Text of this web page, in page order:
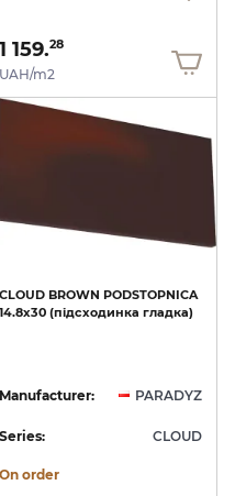
1 159.28
UAH/m2
CLOUD BROWN PODSTOPNICA
14.8х30 (підсходинка гладка)
Manufacturer: PARADYZ
Series: CLOUD
On order